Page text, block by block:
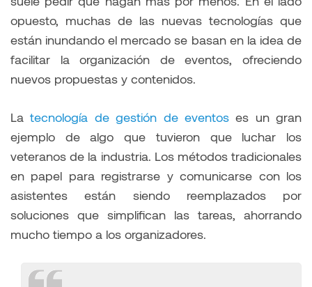
opuesto, muchas de las nuevas tecnologías que
están inundando el mercado se basan en la idea de
facilitar la organización de eventos, ofreciendo
nuevos propuestas y contenidos.
Latecnología de gestión de eventoses un gran
ejemplo de algo que tuvieron que luchar los
veteranos de la industria. Los métodos tradicionales
​​en papel para registrarse y comunicarse con los
asistentes están siendo reemplazados por
soluciones que simplifican las tareas, ahorrando
mucho tiempo a los organizadores.